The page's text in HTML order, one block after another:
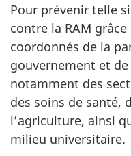
Pour prévenir telle
contre la RAM
coordonnés de la
gouvernement et
notamment des
des soins de santé,
l’agriculture, ainsi
milieu universitaire.